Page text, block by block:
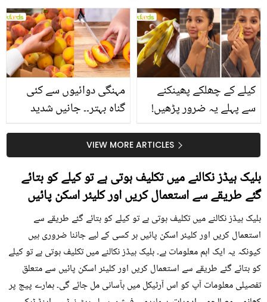
سے متعلق غلط فہمیوں کی
حقیقت کیا ہے اور افواہ
کیا؟
بتائے راز
مہنگی دوائیوں سے کئی
گناہ بہتر۔۔ جانیں شدید
کیوں کھانا چاہیے؟
کیلے کے چھلکے پھینکنے
سے پہلے یہ ضرور پڑھیں!
سستا اور قدرتی حلVIEW MORE ARTICLES
بلیک ہیڈز نکالنے میں تکلیف ہوتی ہے تو کیلے کو بتائے
گئے طریقے سے استعمال کریں اور کلیئر اسکن پائیں
بلیک ہیڈز نکالنے میں تکلیف ہوتی ہے تو کیلے کو بتائے گئے طریقے سے
استعمال کریں اور کلیئر اسکن پائیں ہر کسی کے لیے جاننا ضروری ہیں
کیونکہ یہ ایک اہم معلومات ہے۔ بلیک ہیڈز نکالنے میں تکلیف ہوتی ہے تو کیلے
کو بتائے گئے طریقے سے استعمال کریں اور کلیئر اسکن پائیں سے متعلق
تفصیلی معلومات آپ کو اس آرٹیکل میں بآسانی مل جائے گی۔ ہمارے پیج پر